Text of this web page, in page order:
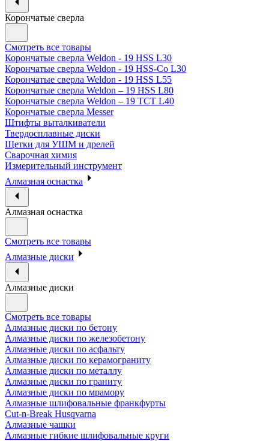
Корончатые сверла
Смотреть все товары
Корончатые сверла Weldon - 19 HSS L30
Корончатые сверла Weldon - 19 HSS-Co L30
Корончатые сверла Weldon - 19 HSS L55
Корончатые сверла Weldon – 19 HSS L80
Корончатые сверла Weldon – 19 TCT L40
Корончатые сверла Messer
Штифты выталкиватели
Твердосплавные диски
Щетки для УШМ и дрелей
Сварочная химия
Измерительный инструмент
Алмазная оснастка
Алмазная оснастка
Смотреть все товары
Алмазные диски
Алмазные диски
Смотреть все товары
Алмазные диски по бетону
Алмазные диски по железобетону
Алмазные диски по асфальту
Алмазные диски по керамограниту
Алмазные диски по металлу
Алмазные диски по граниту
Алмазные диски по мрамору
Алмазные шлифовальные франкфурты
Cut-n-Break Husqvarna
Алмазные чашки
Алмазные гибкие шлифовальные круги